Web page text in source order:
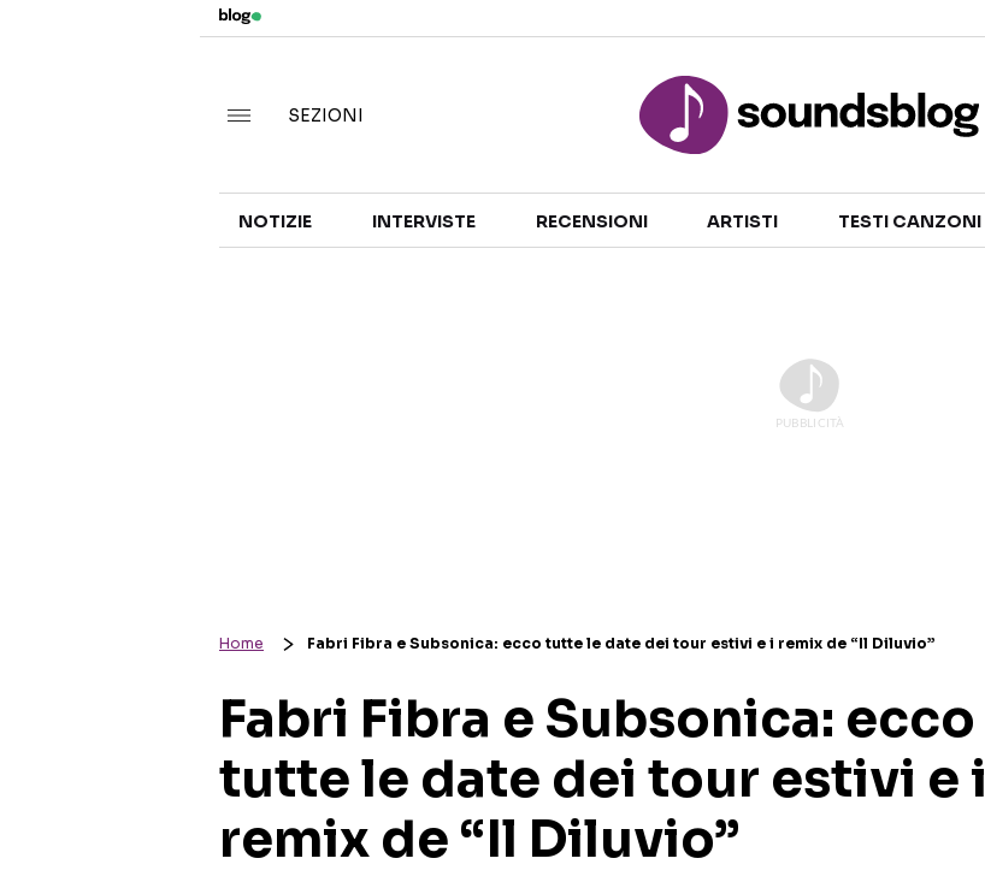
TALENT SHOW
SEZIONI
NOTIZIE INTERVISTE RECENSIONI ARTISTI TESTI CANZONI
Home Fabri Fibra e Subsonica: ecco tutte le date dei tour estivi e i remix de “Il Diluvio”
Fabri Fibra e Subsonica: ecco
tutte le date dei tour estivi e i
remix de “Il Diluvio”